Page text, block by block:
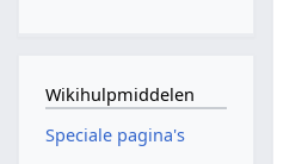
Wikihulpmiddelen
Speciale pagina's